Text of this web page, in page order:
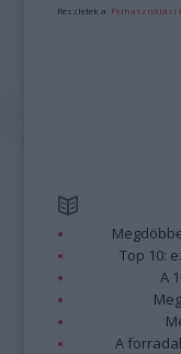
Részletek a Felhasználási
Top 10:
A
A